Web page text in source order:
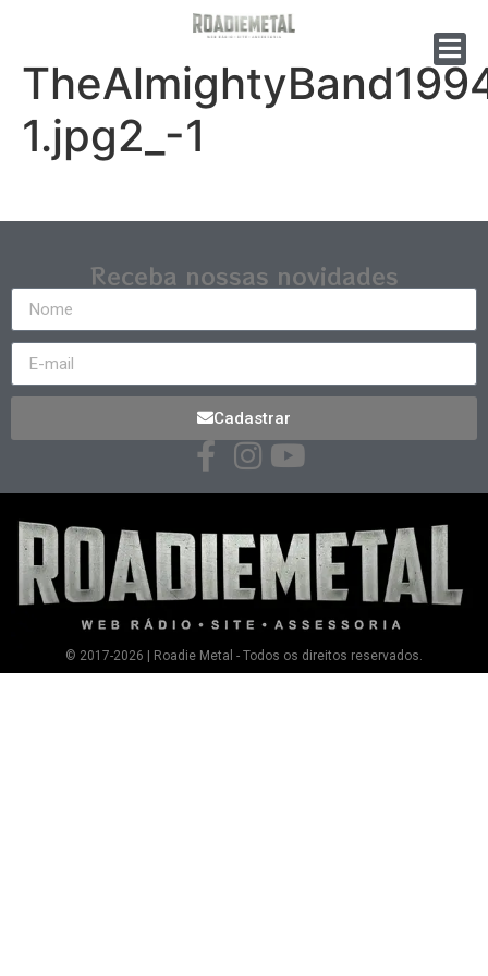
1.jpg2_-1
Receba nossas novidades
Cadastrar
© 2017-2026 | Roadie Metal - Todos os direitos reservados.